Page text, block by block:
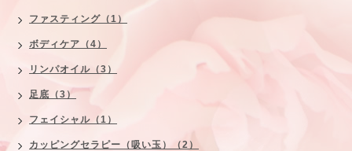
ファスティング（1）
ボディケア（4）
リンパオイル（3）
足底（3）
フェイシャル（1）
カッピングセラピー（吸い玉）（2）